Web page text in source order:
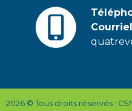
2026 © Tous droits réservés :